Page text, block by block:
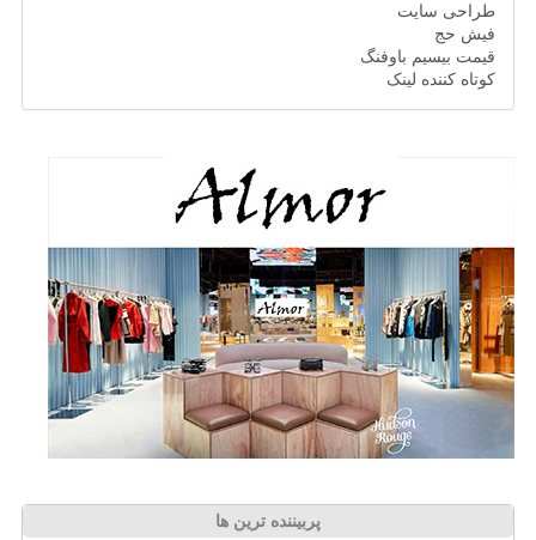
طراحی سایت
فیش حج
قیمت بیسیم باوفنگ
کوتاه کننده لینک
پربیننده ترین ها